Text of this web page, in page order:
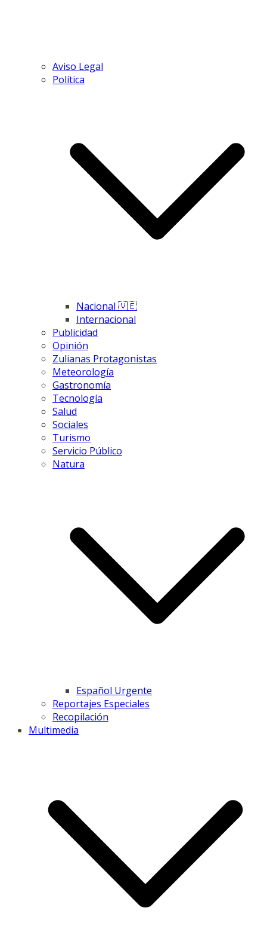
Aviso Legal
Política
Nacional 🇻🇪
Internacional
Publicidad
Opinión
Zulianas Protagonistas
Meteorología
Gastronomía
Tecnología
Salud
Sociales
Turismo
Servicio Público
Natura
Español Urgente
Reportajes Especiales
Recopilación
Multimedia